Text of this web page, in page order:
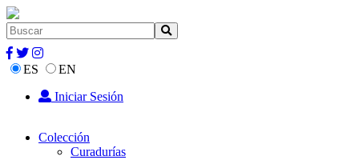
ES
EN
Iniciar Sesión
Colección
Curadurías